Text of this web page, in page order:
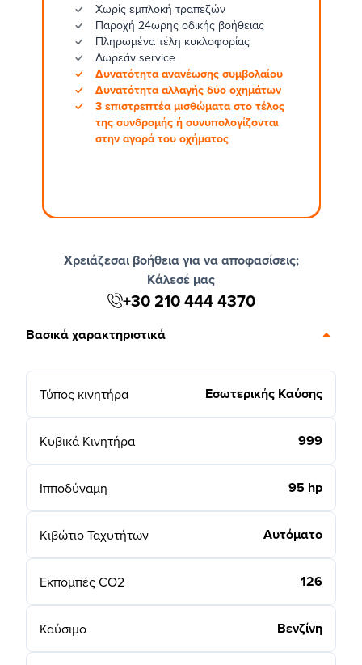
Χωρίς εμπλοκή τραπεζών
Παροχή 24ωρης οδικής βοήθειας
Πληρωμένα τέλη κυκλοφορίας
Δωρεάν service
Δυνατότητα ανανέωσης συμβολαίου
Δυνατότητα αλλαγής δύο οχημάτων
3 επιστρεπτέα μισθώματα στο τέλος
της συνδρομής ή συνυπολογίζονται
στην αγορά του οχήματος
Χρειάζεσαι βοήθεια για να αποφασίσεις;
Κάλεσέ μας
+30 210 444 4370
Βασικά χαρακτηριστικά
Τύπος κινητήρα Εσωτερικής Καύσης
Κυβικά Κινητήρα 999
Ιπποδύναμη 95 hp
Κιβώτιο Ταχυτήτων Αυτόματο
Εκπομπές CO2 126
Καύσιμο Βενζίνη